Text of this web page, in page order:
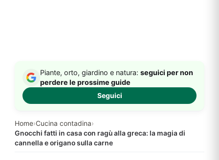
Home›Cucina contadina›
Gnocchi fatti in casa con ragù alla greca: la magia di
cannella e origano sulla carne
Piante, orto, giardino e natura: seguici per non
perdere le prossime guide
Seguici